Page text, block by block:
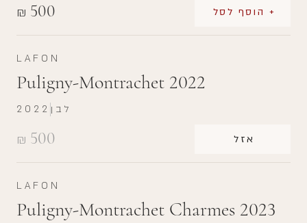
₪ 500 + הוסף לסל
LAFON
Puligny-Montrachet 2022
₪ 500 אזל
2022 לבן
LAFON
Puligny-Montrachet Charmes 2023